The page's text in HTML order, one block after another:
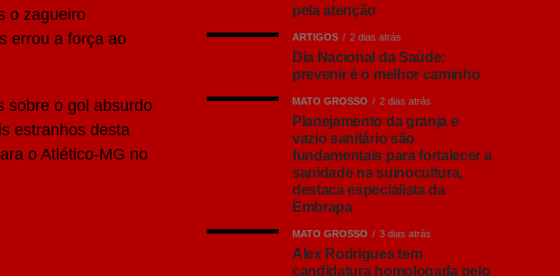
o zagueiro
errou a força ao
sobre o gol absurdo
estranhos desta
o Atlético-MG no
pela atenção
ARTIGOS 2 dias atrás
Dia Nacional da Saúde:
prevenir é o melhor caminho
MATO GROSSO 2 dias atrás
Planejamento da granja e
vazio sanitário são
fundamentais para fortalecer a
sanidade na suinocultura,
destaca especialista da
Embrapa
MATO GROSSO 3 dias atrás
Alex Rodrigues tem
candidatura homologada pelo